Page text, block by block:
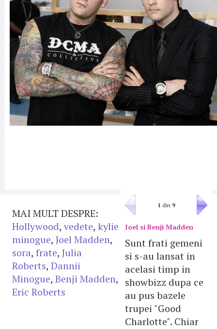
1 din 9
Joel si Benji Madden
Sunt frati gemeni
si s-au lansat in
acelasi timp in
showbizz dupa ce
au pus bazele
trupei "Good
Charlotte". Chiar
MAI MULT DESPRE:
Hollywood, vedete, kylie
minogue, Joel Madden,
sora, frate, Julia
Roberts, Dannii
Minogue, Benji Madden,
Eric Roberts